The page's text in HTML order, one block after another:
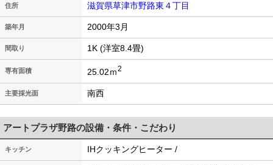
住所 滋賀県草津市野路東４丁目
築年月 2000年3月
間取り 1K (洋室8.4畳)
専有面積 25.02ｍ2
主要採光面 南西
アートプラザ野路の設備・条件・こだわり
キッチン IHクッキングヒーター /